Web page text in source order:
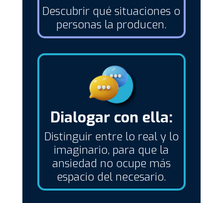
Descubrir qué situaciones o
personas la producen.
Dialogar con ella:
Distinguir entre lo real y lo
imaginario, para que la
ansiedad no ocupe más
espacio del necesario.